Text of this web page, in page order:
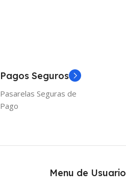
Pagos Seguros
Pasarelas Seguras de
Pago
Menu de Usuario